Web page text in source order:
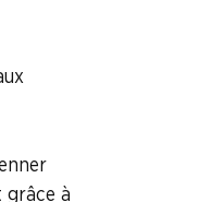
grâce à
avec la carte